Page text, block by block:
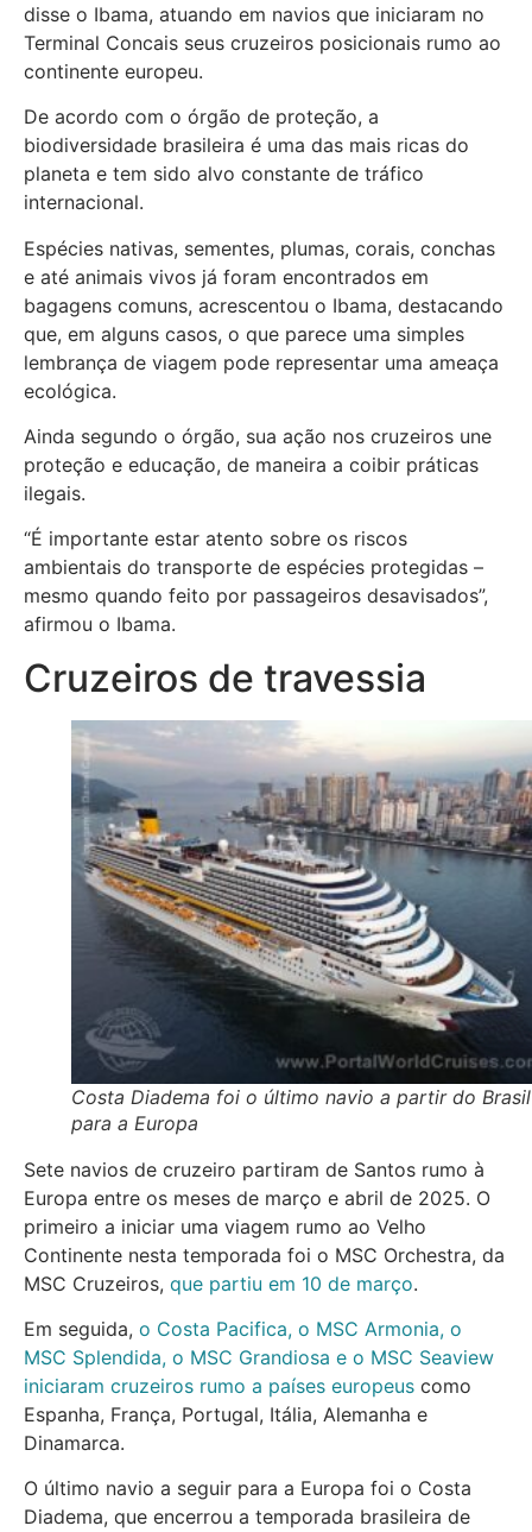
disse o Ibama, atuando em navios que iniciaram no
Terminal Concais seus cruzeiros posicionais rumo ao
continente europeu.
De acordo com o órgão de proteção, a
biodiversidade brasileira é uma das mais ricas do
planeta e tem sido alvo constante de tráfico
internacional.
Espécies nativas, sementes, plumas, corais, conchas
e até animais vivos já foram encontrados em
bagagens comuns, acrescentou o Ibama, destacando
que, em alguns casos, o que parece uma simples
lembrança de viagem pode representar uma ameaça
ecológica.
Ainda segundo o órgão, sua ação nos cruzeiros une
proteção e educação, de maneira a coibir práticas
ilegais.
“É importante estar atento sobre os riscos
ambientais do transporte de espécies protegidas –
mesmo quando feito por passageiros desavisados”,
afirmou o Ibama.
Cruzeiros de travessia
Costa Diadema foi o último navio a partir do Brasil
para a Europa
Sete navios de cruzeiro partiram de Santos rumo à
Europa entre os meses de março e abril de 2025. O
primeiro a iniciar uma viagem rumo ao Velho
Continente nesta temporada foi o MSC Orchestra, da
MSC Cruzeiros, que partiu em 10 de março.
Em seguida, o Costa Pacifica, o MSC Armonia, o
MSC Splendida, o MSC Grandiosa e o MSC Seaview
iniciaram cruzeiros rumo a países europeus como
Espanha, França, Portugal, Itália, Alemanha e
Dinamarca.
O último navio a seguir para a Europa foi o Costa
Diadema, que encerrou a temporada brasileira de